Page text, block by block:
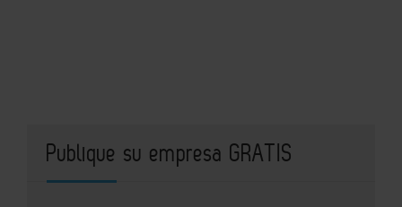
Publique su empresa GRATIS